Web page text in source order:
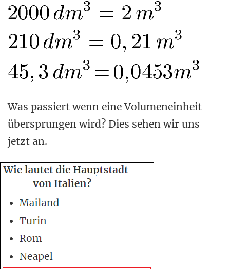
Was passiert wenn eine Volumeneinheit
übersprungen wird? Dies sehen wir uns
jetzt an.